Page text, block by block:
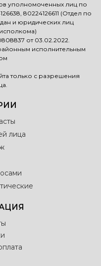
уполномоченных лиц по
80224126611 (Отдел по
и юридических лиц
от 03.02.2022.
исполнительным
только с разрешения
лица